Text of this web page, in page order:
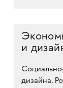
и
дизайна.